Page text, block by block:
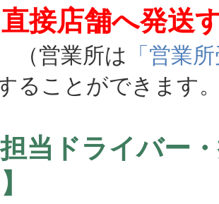
接店舗へ発送
営業所は 「営業
ることができます
担当ドライバー